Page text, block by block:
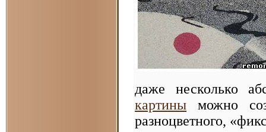
даже несколько
картины можно
разноцветного,